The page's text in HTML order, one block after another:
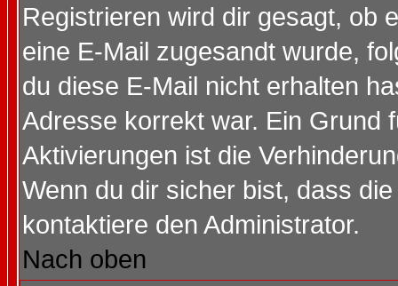
Registrieren wird dir gesagt, ob
eine E-Mail zugesandt wurde,
du diese E-Mail nicht erhalten
Adresse korrekt war. Ein Grund
Aktivierungen ist die
Wenn du dir sicher bist, dass
kontaktiere den Administrator.
Nach oben